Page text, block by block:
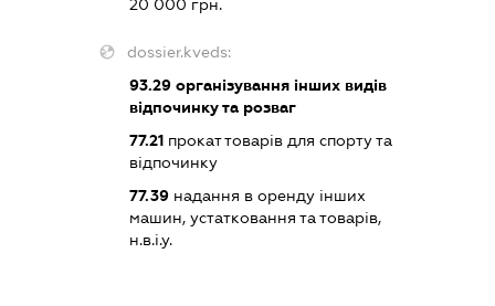
20 000 грн.
dossier.kveds:
93.29 організування інших видів
відпочинку та розваг
77.21 прокат товарів для спорту та
відпочинку
77.39 надання в оренду інших
машин, устатковання та товарів,
н.в.і.у.